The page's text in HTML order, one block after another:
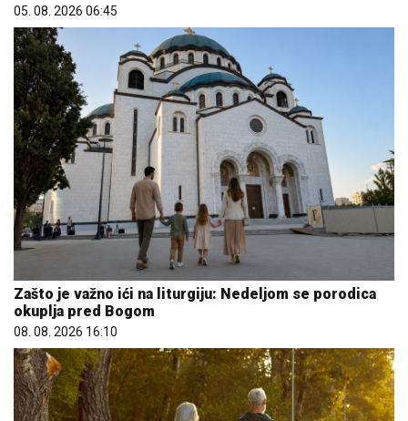
05. 08. 2026 06:45
Zašto je važno ići na liturgiju: Nedeljom se porodica
okuplja pred Bogom
08. 08. 2026 16:10